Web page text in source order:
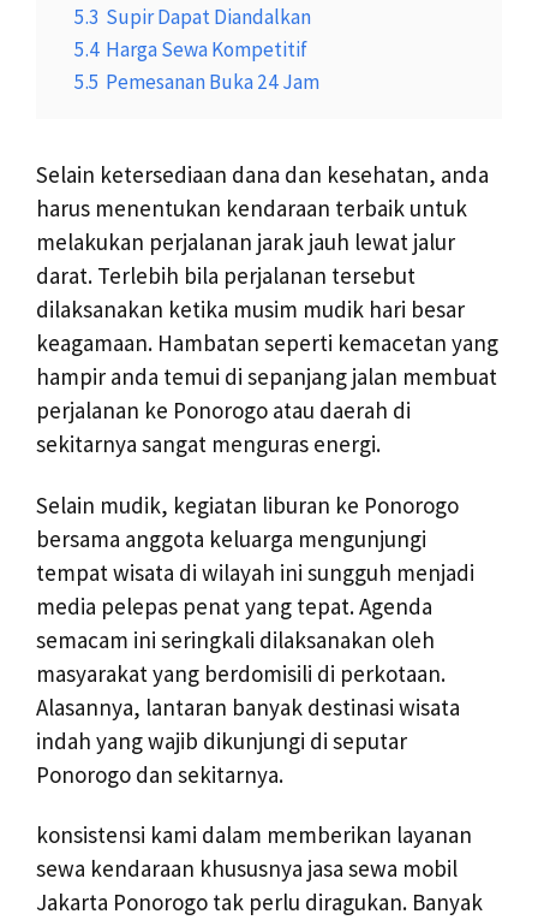
5.3 Supir Dapat Diandalkan
5.4 Harga Sewa Kompetitif
5.5 Pemesanan Buka 24 Jam
Selain ketersediaan dana dan kesehatan, anda
harus menentukan kendaraan terbaik untuk
melakukan perjalanan jarak jauh lewat jalur
darat. Terlebih bila perjalanan tersebut
dilaksanakan ketika musim mudik hari besar
keagamaan. Hambatan seperti kemacetan yang
hampir anda temui di sepanjang jalan membuat
perjalanan ke Ponorogo atau daerah di
sekitarnya sangat menguras energi.
Selain mudik, kegiatan liburan ke Ponorogo
bersama anggota keluarga mengunjungi
tempat wisata di wilayah ini sungguh menjadi
media pelepas penat yang tepat. Agenda
semacam ini seringkali dilaksanakan oleh
masyarakat yang berdomisili di perkotaan.
Alasannya, lantaran banyak destinasi wisata
indah yang wajib dikunjungi di seputar
Ponorogo dan sekitarnya.
konsistensi kami dalam memberikan layanan
sewa kendaraan khususnya jasa sewa mobil
Jakarta Ponorogo tak perlu diragukan. Banyak